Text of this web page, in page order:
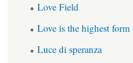
Love Field
Love is the highest
Luce di speranza